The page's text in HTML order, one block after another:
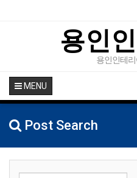
용인
용인인테
MENU
Post Search